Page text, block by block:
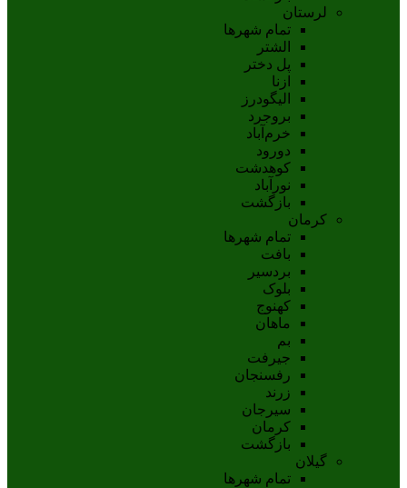
لرستان
تمام شهر‌ها
الشتر
پل دختر
ازنا
اليگودرز
بروجرد
خرم‌آباد
دورود
کوهدشت
نورآباد
بازگشت
کرمان
تمام شهر‌ها
بافت
بردسیر
بلوک
کهنوج
ماهان
بم
جيرفت
رفسنجان
زرند
سيرجان
کرمان
بازگشت
گیلان
تمام شهر‌ها